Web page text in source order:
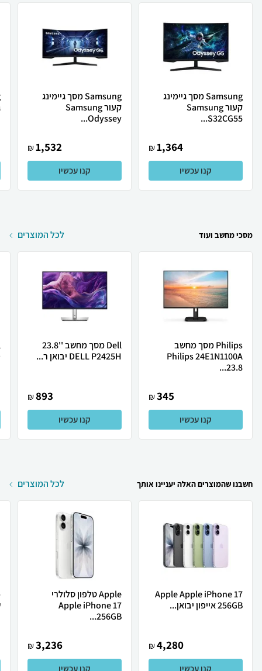
Samsung מסך גיימינג
קעור Samsung
S32CG55...
1,364
₪
קנו עכשיו
Samsung מסך גיימינג
קעור Samsung
Odyssey...
1,532
₪
קנו עכשיו
מסכי מחשב ועוד לכל המוצרים
Philips מסך מחשב
Philips 24E1N1100A
23.8...
345
₪
קנו עכשיו
Dell מסך מחשב ''23.8
DELL P2425H יבואן ר...
893
₪
קנו עכשיו
חשבנו שהמוצרים האלה יעניינו אותך לכל המוצרים
Apple Apple iPhone 17
256GB אייפון יבואן...
4,280
₪
קנו עכשיו
Apple טלפון סלולרי
Apple iPhone 17
256GB...
3,236
₪
קנו עכשיו